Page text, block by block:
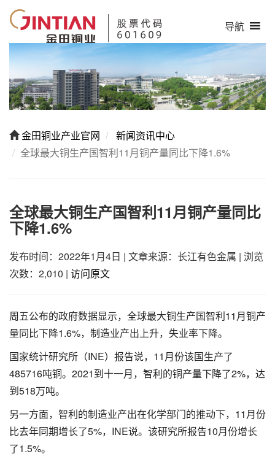
导航
金田铜业产业官网
新闻资讯中心
全球最大铜生产国智利11月铜产量同比下降1.6%
全球最大铜生产国智利11月铜产量同比
下降1.6%
发布时间：2022年1月4日 | 文章来源：长江有色金属 | 浏览
次数：2,010 | 访问原文
周五公布的政府数据显示，全球最大铜生产国智利11月铜产
量同比下降1.6%，制造业产出上升，失业率下降。
国家统计研究所（INE）报告说，11月份该国生产了
485716吨铜。2021到十一月，智利的铜产量下降了2%，达
到518万吨。
另一方面，智利的制造业产出在化学部门的推动下，11月份
比去年同期增长了5%，INE说。该研究所报告10月份增长
了1.5%。